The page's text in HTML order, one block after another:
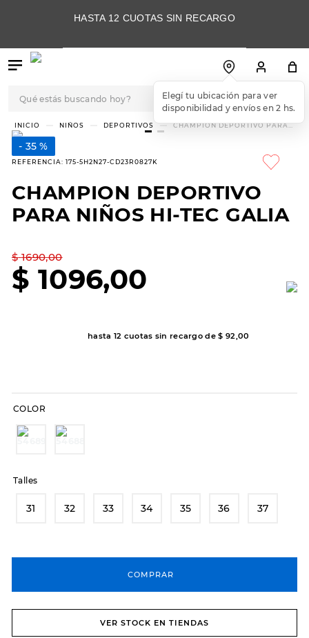
HASTA 12 CUOTAS SIN RECARGO
Elegí tu ubicación para ver
disponibilidad y envíos en 2 hs.
NIÑOS DEPORTIVOS
CHAMPION DEPORTIVO PARA
35 %
REFERENCIA: 175-5H2N27-CD23R0827K
CHAMPION DEPORTIVO
PARA NIÑOS HI-TEC GALIA
$ 1690,00
$ 1096,00
hasta 12 cuotas sin recargo de$ 92,00
COLOR
Talles
31 32 33 34 35 36 37
COMPRAR
VER STOCK EN TIENDAS
TÉRMINOS MÁS
BUSCADOS
3 .
skechers slip-ins